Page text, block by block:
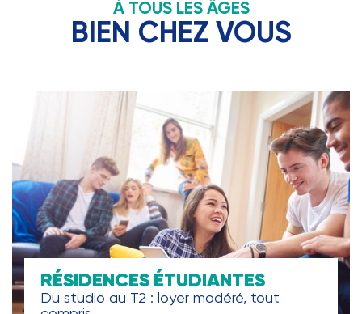
À TOUS LES ÂGES
BIEN CHEZ VOUS
RÉSIDENCES ÉTUDIANTES
Du studio au T2 : loyer modéré, tout